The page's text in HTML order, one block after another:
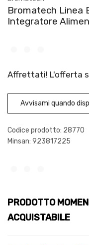
Bromatech Linea
Integratore
Affrettati! L'offerta
Avvisami quando
Codice prodotto: 28770
Minsan: 923817225
PRODOTTO
ACQUISTABILE